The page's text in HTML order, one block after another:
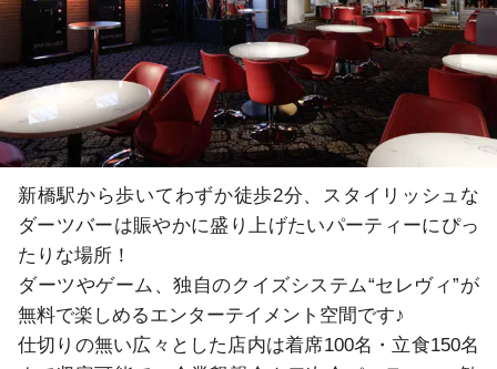
新橋駅から歩いてわずか徒歩2分、スタイリッシュな
ダーツバーは賑やかに盛り上げたいパーティーにぴっ
たりな場所！
ダーツやゲーム、独自のクイズシステム“セレヴィ”が
無料で楽しめるエンターテイメント空間です♪
仕切りの無い広々とした店内は着席100名・立食150名